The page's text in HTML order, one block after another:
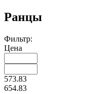
Ранцы
Фильтр:
Цена
573.83
654.83